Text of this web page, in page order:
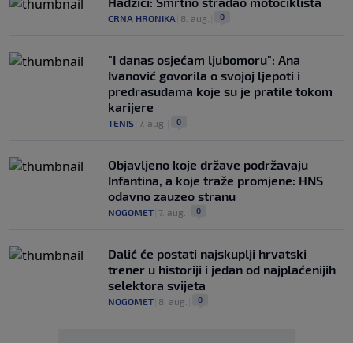
CRNA HRONIKA 8. aug. 0
"I danas osjećam ljubomoru": Ana
Ivanović govorila o svojoj ljepoti i
predrasudama koje su je pratile tokom
karijere
TENIS 7. aug. 0
Objavljeno koje države podržavaju
Infantina, a koje traže promjene: HNS
odavno zauzeo stranu
NOGOMET 7. aug. 0
Dalić će postati najskuplji hrvatski
trener u historiji i jedan od najplaćenijih
selektora svijeta
NOGOMET 8. aug. 0